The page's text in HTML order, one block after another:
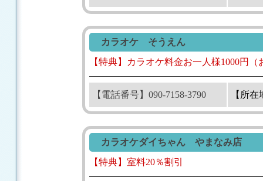
カラオケ そうえん
【特典】カラオケ料金お一人様1000円
【電話番号】090-7158-3790 【所在
カラオケダイちゃん やまなみ店
【特典】室料20％割引